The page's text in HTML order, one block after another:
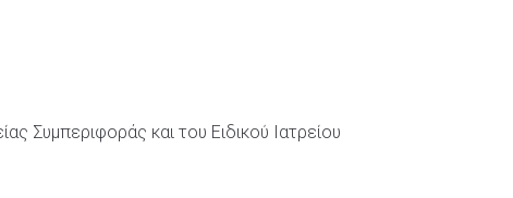
Συμπεριφοράς και του Ειδικού Ιατρείου